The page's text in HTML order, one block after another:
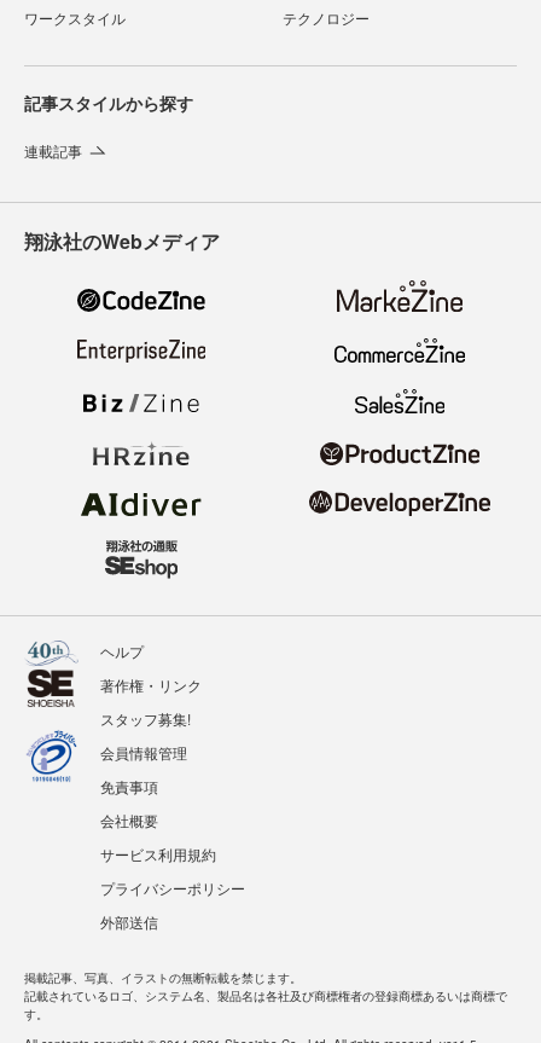
ワークスタイル テクノロジー
記事スタイルから探す
連載記事
翔泳社のWebメディア
ヘルプ
著作権・リンク
スタッフ募集!
会員情報管理
免責事項
会社概要
サービス利用規約
プライバシーポリシー
外部送信
掲載記事、写真、イラストの無断転載を禁じます。
記載されているロゴ、システム名、製品名は各社及び商標権者の登録商標あるいは商標で
す。